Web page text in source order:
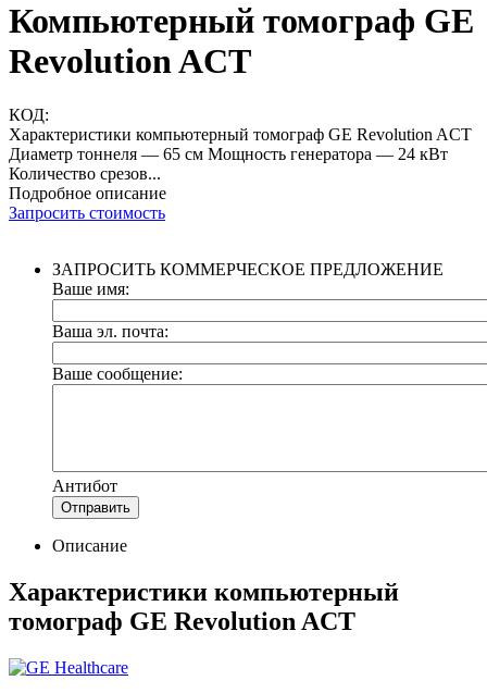
Компьютерный томограф GE
Revolution ACT
КОД:
Характеристики компьютерный томограф GE Revolution ACT
Диаметр тоннеля — 65 см Мощность генератора — 24 кВт
Количество срезов...
Подробное описание
Запросить стоимость
ЗАПРОСИТЬ КОММЕРЧЕСКОЕ ПРЕДЛОЖЕНИЕ
Ваше имя:
Ваша эл. почта:
Ваше сообщение:
Антибот
Отправить
Описание
Характеристики компьютерный
томограф GE Revolution ACT